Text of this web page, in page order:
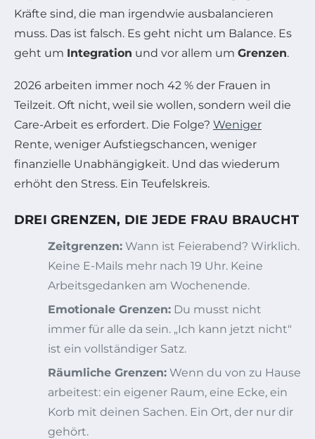
Kräfte sind, die man irgendwie ausbalancieren
muss. Das ist falsch. Es geht nicht um Balance. Es
geht um Integration und vor allem um Grenzen.
2026 arbeiten immer noch 42 % der Frauen in
Teilzeit. Oft nicht, weil sie wollen, sondern weil die
Care-Arbeit es erfordert. Die Folge? Weniger
Rente, weniger Aufstiegschancen, weniger
finanzielle Unabhängigkeit. Und das wiederum
erhöht den Stress. Ein Teufelskreis.
DREI GRENZEN, DIE JEDE FRAU BRAUCHT
Zeitgrenzen: Wann ist Feierabend? Wirklich.
Keine E-Mails mehr nach 19 Uhr. Keine
Arbeitsgedanken am Wochenende.
Emotionale Grenzen: Du musst nicht
immer für alle da sein. „Ich kann jetzt nicht"
ist ein vollständiger Satz.
Räumliche Grenzen: Wenn du von zu Hause
arbeitest: ein eigener Raum, eine Ecke, ein
Korb mit deinen Sachen. Ein Ort, der nur dir
gehört.